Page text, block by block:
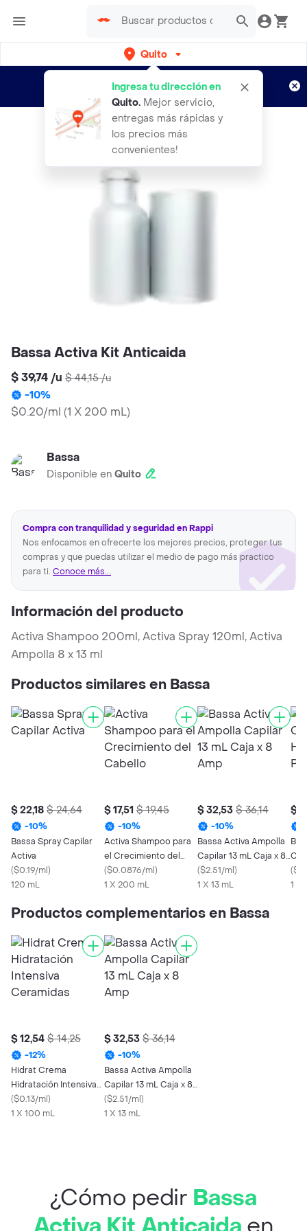
Quito
Ingresa tu dirección en
Quito. Mejor servicio,
entregas más rápidas y
los precios más
convenientes!
envíos gratis por semanas
Aplican TyC
Bassa Activa Kit Anticaida
$ 39,74 /u $ 44,15/u
-10%
$0.20/ml (1 X 200 mL)
Bassa
Disponible en Quito
Compra con tranquilidad y seguridad en Rappi
Nos enfocamos en ofrecerte los mejores precios, proteger tus
compras y que puedas utilizar el medio de pago más practico
para ti. Conoce más...
Información del producto
Activa Shampoo 200ml, Activa Spray 120ml, Activa
Ampolla 8 x 13 ml
Productos similares en Bassa
$ 22,18 $ 24,64
-10%
Bassa Spray Capilar
Activa
($0.19/ml)
120 mL
$ 17,51 $ 19,45
-10%
Activa Shampoo para
el Crecimiento del
Cabello
($0.0876/ml)
1 X 200 mL
$ 32,53 $ 36,14
-10%
Bassa Activa Ampolla
Capilar 13 mL Caja x 8
Amp
($2.51/ml)
1 X 13 mL
$
(
1 X
Productos complementarios en Bassa
$ 12,54 $ 14,25
-12%
Hidrat Crema
Hidratación Intensiva
Ceramidas
($0.13/ml)
1 X 100 mL
$ 32,53 $ 36,14
-10%
Bassa Activa Ampolla
Capilar 13 mL Caja x 8
Amp
($2.51/ml)
1 X 13 mL
¿Cómo pedir Bassa